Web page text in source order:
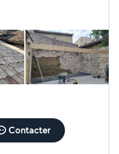
Contacter